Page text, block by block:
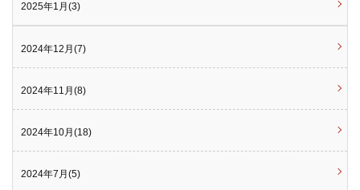
2025年1月(3)
2024年12月(7)
2024年11月(8)
2024年10月(18)
2024年7月(5)